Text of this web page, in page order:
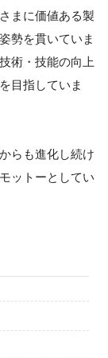
まに価値ある製
勢を貫いていま
術・技能の向上
目指していま
らも進化し続け
ットーとしてい